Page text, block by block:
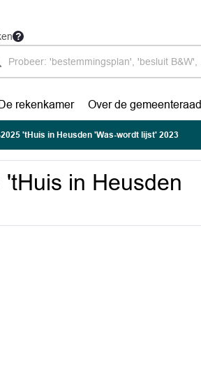
De rekenkamer Over de gemeenteraad
'tHuis in Heusden 'Was-wordt lijst' 2023
in Heusden